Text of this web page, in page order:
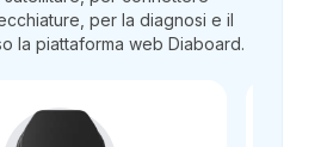
per la diagnosi e il
la piattaforma web Diaboard.